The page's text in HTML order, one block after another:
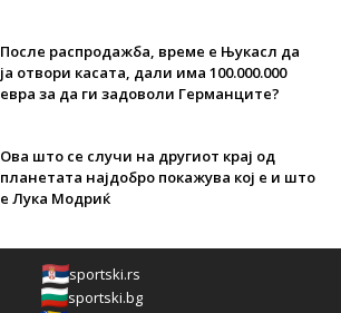
После распродажба, време е Њукасл да
ја отвори касата, дали има 100.000.000
евра за да ги задоволи Германците?
Ова што се случи на другиот крај од
планетата најдобро покажува кој е и што
е Лука Модриќ
sportski.rs
sportski.bg